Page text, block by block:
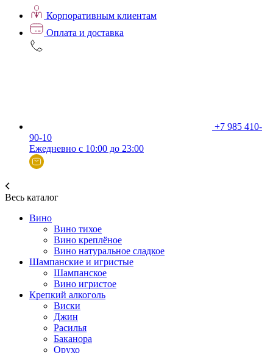
Корпоративным клиентам
Оплата и доставка
+7 985 410-
90-10
Ежедневно с 10:00 до 23:00
Весь каталог
Вино
Вино тихое
Вино креплёное
Вино натуральное сладкое
Шампанские и игристые
Шампанское
Вино игристое
Крепкий алкоголь
Виски
Джин
Расилья
Баканора
Орухо